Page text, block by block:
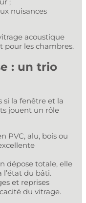
nuisances
acoustique
pour les chambres.
: un trio
si la fenêtre et la
jouent un rôle
PVC, alu, bois ou
dépose totale, elle
l’état du bâti.
et reprises
du vitrage.